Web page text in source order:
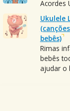
Acordes
Ukulele
bebês)
Rimas
bebês
ajudar o